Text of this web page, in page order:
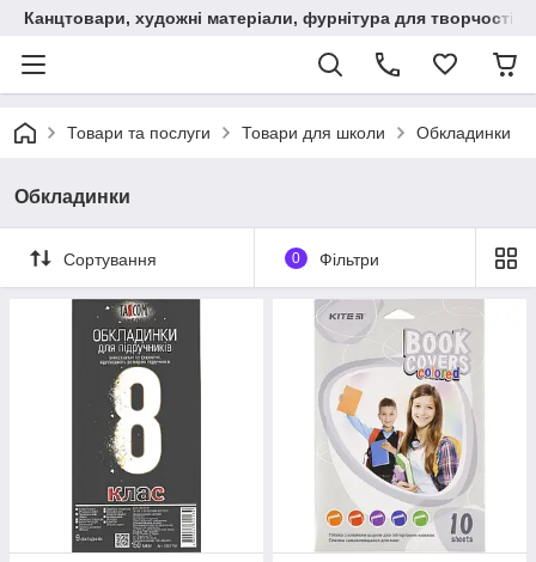
Канцтовари, художні матеріали, фурнітура для творчості
Товари та послуги Товари для школи Обкладинки
Обкладинки
Сортування 0 Фільтри